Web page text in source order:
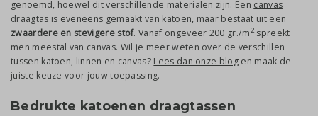
genoemd, hoewel dit verschillende materialen zijn. Een canvas
draagtas is eveneens gemaakt van katoen, maar bestaat uit een
zwaardere en stevigere stof. Vanaf ongeveer 200 gr./m2spreekt
men meestal van canvas. Wil je meer weten over de verschillen
tussen katoen, linnen en canvas? Lees dan onze blog en maak de
juiste keuze voor jouw toepassing.
Bedrukte katoenen draagtassen